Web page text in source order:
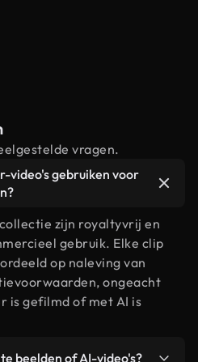
vragen.
video's gebruiken voor
zijn royaltyvrij en
gebruik. Elke clip
op naleving van
ongeacht
is gefilmd of met AI is
beelden of AI-video's?